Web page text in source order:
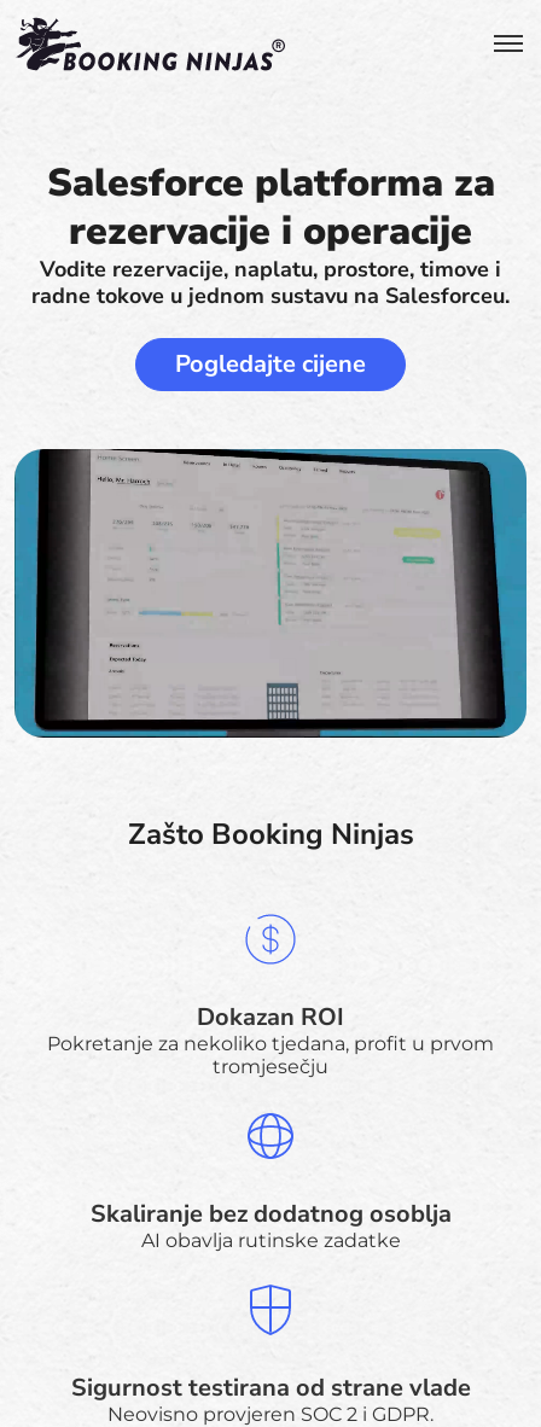
Salesforce platforma za
rezervacije i operacije
Vodite rezervacije, naplatu, prostore, timove i
radne tokove u jednom sustavu na Salesforceu.
Pogledajte cijene
Zašto Booking Ninjas
Dokazan ROI
Pokretanje za nekoliko tjedana, profit u prvom
tromjesečju
Skaliranje bez dodatnog osoblja
AI obavlja rutinske zadatke
Sigurnost testirana od strane vlade
Neovisno provjeren SOC 2 i GDPR.